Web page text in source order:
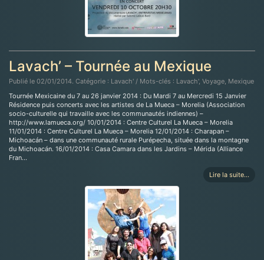
Lavach’ – Tournée au Mexique
Publié le 02/01/2014. Catégorie : Lavach' / Mots-clés : Lavach', Voyage, Mexique
Tournée Mexicaine du 7 au 26 janvier 2014 : Du Mardi 7 au Mercredi 15 Janvier
Résidence puis concerts avec les artistes de La Mueca – Morelia (Association
socio-culturelle qui travaille avec les communautés indiennes) –
http://www.lamueca.org/ 10/01/2014 : Centre Culturel La Mueca – Morelia
11/01/2014 : Centre Culturel La Mueca – Morelia 12/01/2014 : Charapan –
Michoacán – dans une communauté rurale Purépecha, située dans la montagne
du Michoacán. 16/01/2014 : Casa Camara dans les Jardins – Mérida (Alliance
Fran…
Lire la suite...